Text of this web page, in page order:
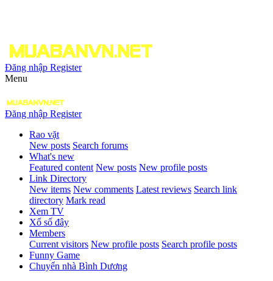
Đăng nhập Register
Menu
Đăng nhập Register
Rao vặt
New posts Search forums
What's new
Featured content New posts New profile posts
Link Directory
New items New comments Latest reviews Search link
directory Mark read
Xem TV
Xổ số đây
Members
Current visitors New profile posts Search profile posts
Funny Game
Chuyển nhà Bình Dương